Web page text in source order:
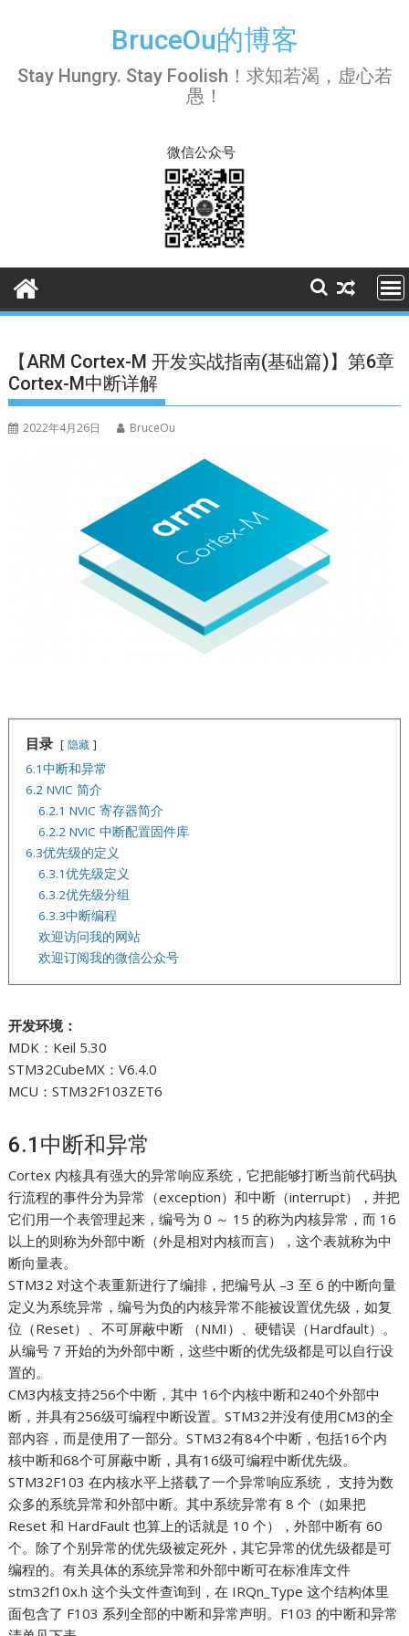
BruceOu的博客
Stay Hungry. Stay Foolish！求知若渴，虚心若
愚！
微信公众号
【ARM Cortex-M 开发实战指南(基础篇)】第6章
Cortex-M中断详解
2022年4月26日 BruceOu
目录 隐藏
6.1中断和异常
6.2 NVIC 简介
6.2.1 NVIC 寄存器简介
6.2.2 NVIC 中断配置固件库
6.3优先级的定义
6.3.1优先级定义
6.3.2优先级分组
6.3.3中断编程
欢迎访问我的网站
欢迎订阅我的微信公众号
开发环境：
MDK：Keil 5.30
STM32CubeMX：V6.4.0
MCU：STM32F103ZET6
6.1中断和异常
Cortex 内核具有强大的异常响应系统，它把能够打断当前代码执
行流程的事件分为异常（exception）和中断（interrupt），并把
它们用一个表管理起来，编号为 0 ～ 15 的称为内核异常，而 16
以上的则称为外部中断（外是相对内核而言），这个表就称为中
断向量表。
STM32 对这个表重新进行了编排，把编号从 –3 至 6 的中断向量
定义为系统异常，编号为负的内核异常不能被设置优先级，如复
位（Reset）、不可屏蔽中断 （NMI）、硬错误（Hardfault）。
从编号 7 开始的为外部中断，这些中断的优先级都是可以自行设
置的。
CM3内核支持256个中断，其中 16个内核中断和240个外部中
断，并具有256级可编程中断设置。STM32并没有使用CM3的全
部内容，而是使用了一部分。STM32有84个中断，包括16个内
核中断和68个可屏蔽中断，具有16级可编程中断优先级。
STM32F103 在内核水平上搭载了一个异常响应系统， 支持为数
众多的系统异常和外部中断。其中系统异常有 8 个（如果把
Reset 和 HardFault 也算上的话就是 10 个），外部中断有 60
个。除了个别异常的优先级被定死外，其它异常的优先级都是可
编程的。有关具体的系统异常和外部中断可在标准库文件
stm32f10x.h 这个头文件查询到，在 IRQn_Type 这个结构体里
面包含了 F103 系列全部的中断和异常声明。F103 的中断和异常